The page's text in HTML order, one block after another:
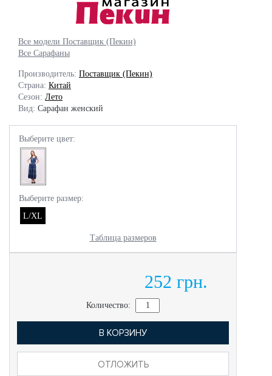
Все модели Поставщик (Пекин)
Все Сарафаны
Производитель: Поставщик (Пекин)
Страна: Китай
Сезон: Лето
Вид: Сарафан женский
Выберите цвет:
Выберите размер:
L/XL
Таблица размеров
252 грн.
Количество:
В КОРЗИНУ
ОТЛОЖИТЬ